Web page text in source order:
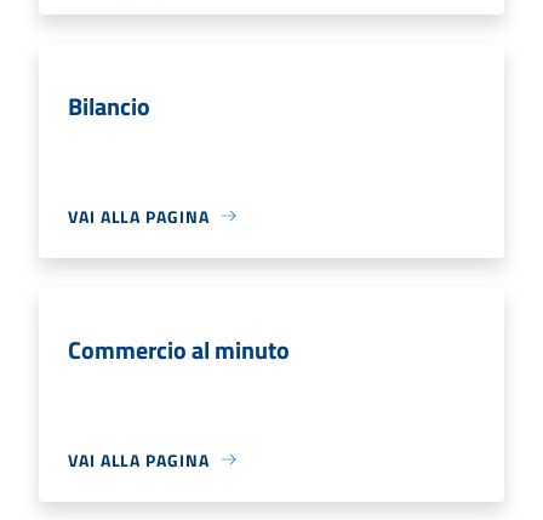
Bilancio
VAI ALLA PAGINA
Commercio al minuto
VAI ALLA PAGINA